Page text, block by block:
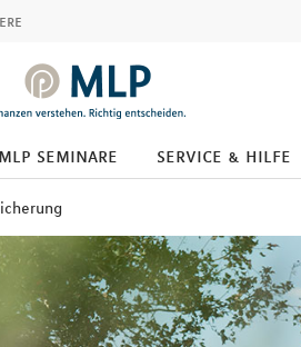
mlp seminare service & hilfe